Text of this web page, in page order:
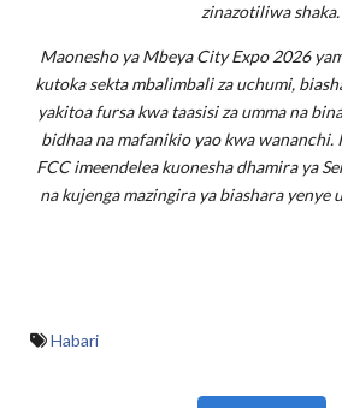
zinazotiliwa shaka.
Maonesho ya Mbeya City Expo 2026
kutoka sekta mbalimbali za uchumi,
yakitoa fursa kwa taasisi za umma na
bidhaa na mafanikio yao kwa
FCC imeendelea kuonesha dhamira ya
na kujenga mazingira ya biashara yenye
Habari